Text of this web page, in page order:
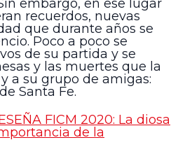
embargo, en ese lugar
recuerdos, nuevas
que durante años se
Poco a poco se
de su partida y se
y las muertes que la
a su grupo de amigas:
Santa Fe.
FICM 2020: La diosa
de la